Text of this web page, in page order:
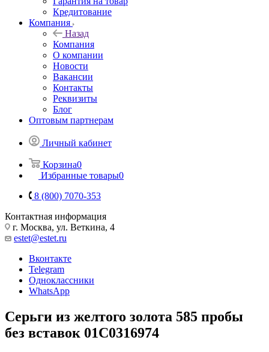
Кредитование
Компания
Назад
Компания
О компании
Новости
Вакансии
Контакты
Реквизиты
Блог
Оптовым партнерам
Личный кабинет
Корзина0
Избранные товары0
8 (800) 7070-353
Контактная информация
г. Москва, ул. Веткина, 4
estet@estet.ru
Вконтакте
Telegram
Одноклассники
WhatsApp
Серьги из желтого золота 585 пробы
без вставок 01С0316974